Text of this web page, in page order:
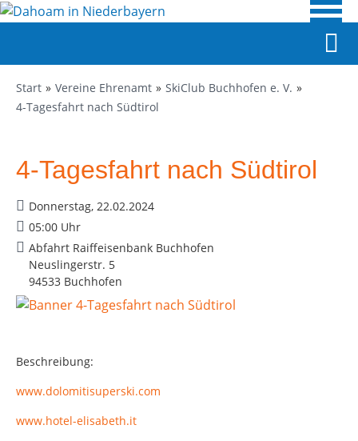
Start Vereine Ehrenamt
SkiClub Buchhofen e. V.
4-Tagesfahrt nach Südtirol
4-Tagesfahrt nach Südtirol
Donnerstag, 22.02.2024
05:00 Uhr
Abfahrt Raiffeisenbank Buchhofen
Neuslingerstr. 5
94533 Buchhofen
Beschreibung:
www.dolomitisuperski.com
www.hotel-elisabeth.it